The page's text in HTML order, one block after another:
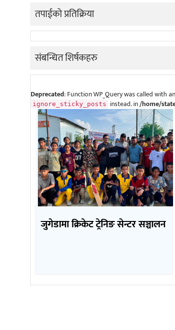
तपाईको प्रतिक्रिया
संबन्धित शिर्षकहरु
Deprecated: Function WP_Query was called with
ignore_sticky_posts instead. in/home/
जुगेडामा क्रिकेट ट्रेनिङ सेन्टर सञ्चालन